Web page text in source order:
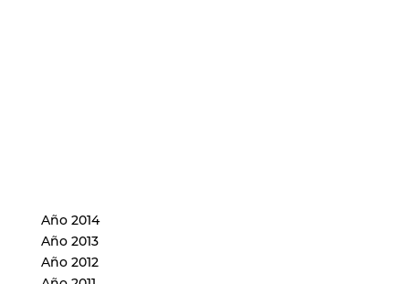
Año 2014
Año 2013
Año 2012